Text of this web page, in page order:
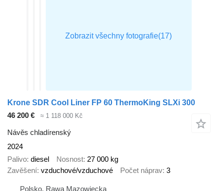
Krone SDR Cool Liner FP 60 ThermoKing SLXi 300
46 200 €
≈ 1 118 000 Kč
Návěs chladírenský
2024
Palivo diesel Nosnost 27 000 kg
Zavěšení vzduchové/vzduchové Počet náprav 3
Polsko, Rawa Mazowiecka